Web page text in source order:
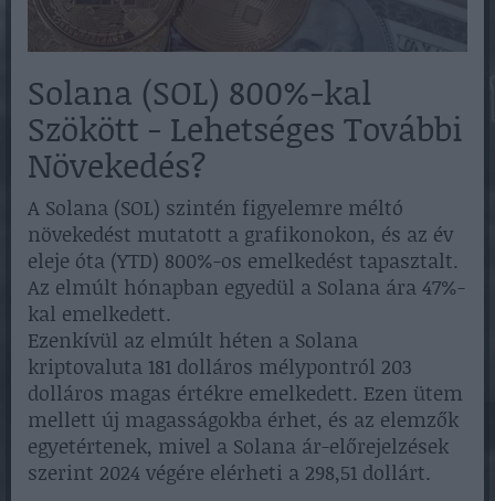
Solana (SOL) 800%-kal
Szökött - Lehetséges További
Növekedés?
A Solana (SOL) szintén figyelemre méltó
növekedést mutatott a grafikonokon, és az év
eleje óta (YTD) 800%-os emelkedést tapasztalt.
Az elmúlt hónapban egyedül a Solana ára 47%-
kal emelkedett.
Ezenkívül az elmúlt héten a Solana
kriptovaluta 181 dolláros mélypontról 203
dolláros magas értékre emelkedett. Ezen ütem
mellett új magasságokba érhet, és az elemzők
egyetértenek, mivel a Solana ár-előrejelzések
szerint 2024 végére elérheti a 298,51 dollárt.